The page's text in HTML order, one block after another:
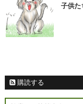
子供
購読する